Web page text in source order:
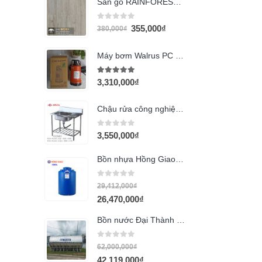
0out of 5
380,000₫ 355,000₫
5.00out of 5
3,310,000₫
0out of 5
3,550,000₫
0 out of 5
29,412,000₫
26,470,000₫
0 out of 5
62,000,000₫
42,119,000₫